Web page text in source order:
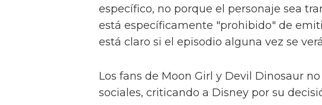
específico, no porque el personaje sea
está específicamente "prohibido" de
está claro si el episodio alguna vez se
Los fans de Moon Girl y Devil Dinosaur
sociales, criticando a Disney por su